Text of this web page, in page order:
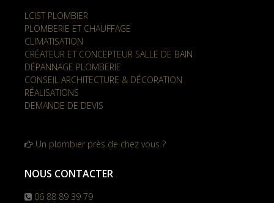
LCIST PLOMBIER
PLOMBERIE ET CHAUFFAGE
CLIMATISATION
CRÉATEUR ET CONCEPTEUR SALLE DE BAIN
DÉPANNAGE PLOMBERIE
CONSEIL ARCHITECTURE & DÉCORATION
RÉALISATIONS
DEMANDE DE DEVIS
Un plombier près de chez vous ?
NOUS CONTACTER
06 88 89 39 79